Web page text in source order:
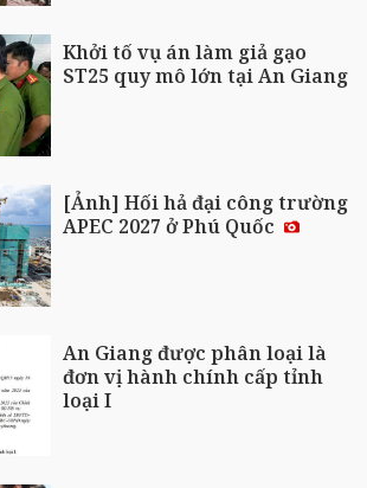
Khởi tố vụ án làm giả gạo
ST25 quy mô lớn tại An Giang
[Ảnh] Hối hả đại công trường
APEC 2027 ở Phú Quốc
An Giang được phân loại là
đơn vị hành chính cấp tỉnh
loại I